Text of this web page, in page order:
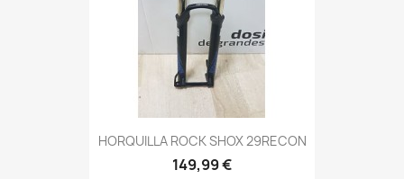
HORQUILLA ROCK SHOX 29RECON
149,99 €